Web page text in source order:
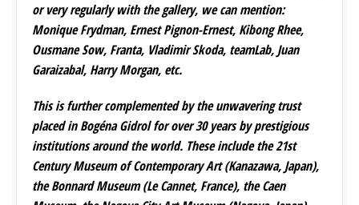
or very regularly with the gallery, we can mention:
Monique Frydman, Ernest Pignon-Ernest, Kibong Rhee,
Ousmane Sow, Franta, Vladimir Skoda, teamLab, Juan
Garaizabal, Harry Morgan, etc.
This is further complemented by the unwavering trust
placed in Bogéna Gidrol for over 30 years by prestigious
institutions around the world. These include the 21st
Century Museum of Contemporary Art (Kanazawa, Japan),
the Bonnard Museum (Le Cannet, France), the Caen